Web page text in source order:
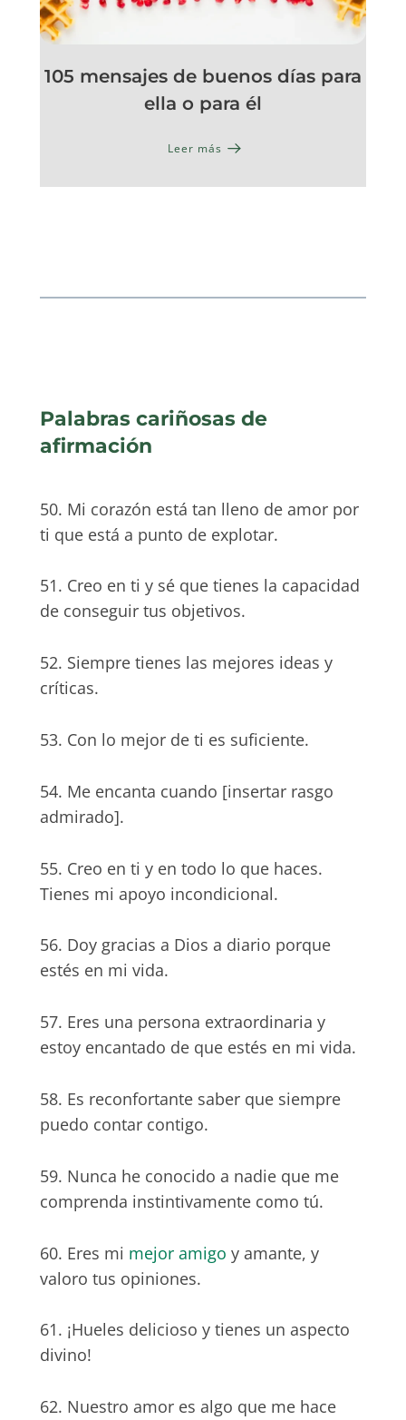
105 mensajes de buenos días para
ella o para él
Leer más
Palabras cariñosas de
afirmación
50. Mi corazón está tan lleno de amor por
ti que está a punto de explotar.
51. Creo en ti y sé que tienes la capacidad
de conseguir tus objetivos.
52. Siempre tienes las mejores ideas y
críticas.
53. Con lo mejor de ti es suficiente.
54. Me encanta cuando [insertar rasgo
admirado].
55. Creo en ti y en todo lo que haces.
Tienes mi apoyo incondicional.
56. Doy gracias a Dios a diario porque
estés en mi vida.
57. Eres una persona extraordinaria y
estoy encantado de que estés en mi vida.
58. Es reconfortante saber que siempre
puedo contar contigo.
59. Nunca he conocido a nadie que me
comprenda instintivamente como tú.
60. Eres mi mejor amigo y amante, y
valoro tus opiniones.
61. ¡Hueles delicioso y tienes un aspecto
divino!
62. Nuestro amor es algo que me hace